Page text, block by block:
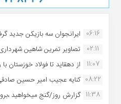
06:16 ایرانجوان سه بازیکن جدید
02:11
تصاویر تمرین شاهین
11:07
از دهقاید تا فولاد خوزستان
08:22 کنایه عجیب امیر حسین
11:38 گزارش روز/گنج میخواهید